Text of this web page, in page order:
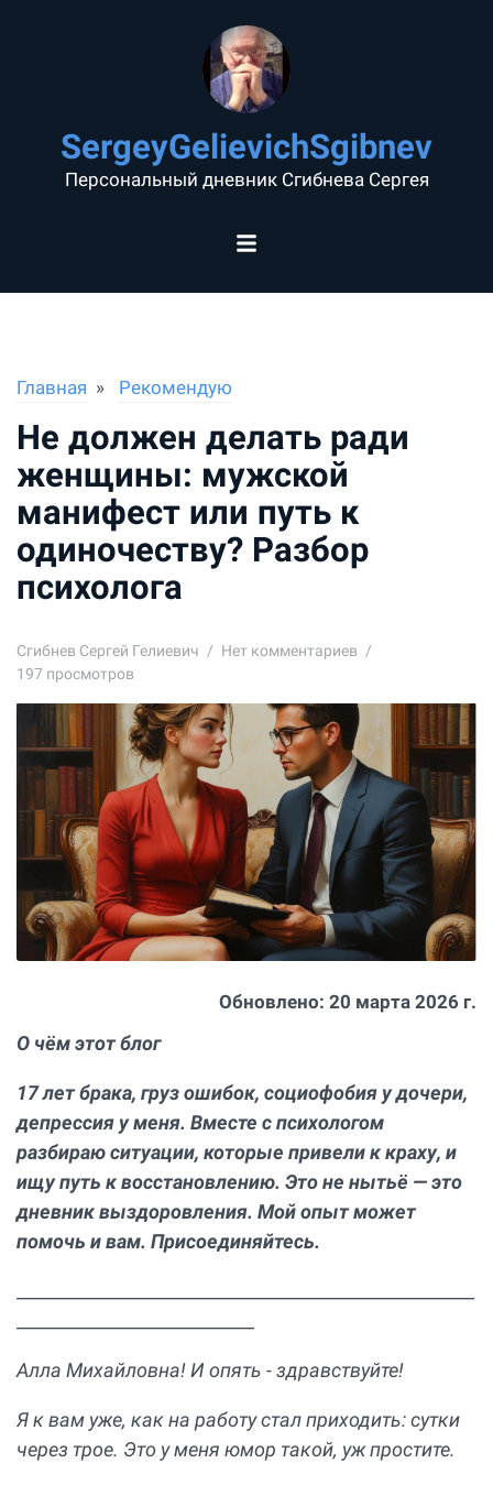
SergeyGelievichSgibnev
Персональный дневник Сгибнева Сергея
Главная Рекомендую
Не должен делать ради
женщины: мужской
манифест или путь к
одиночеству? Разбор
психолога
Сгибнев Сергей Гелиевич
Нет комментариев
197 просмотров
Обновлено: 20 марта 2026 г.
О чём этот блог
17 лет брака, груз ошибок, социофобия у дочери,
депрессия у меня. Вместе с психологом
разбираю ситуации, которые привели к краху, и
ищу путь к восстановлению. Это не нытьё — это
дневник выздоровления. Мой опыт может
помочь и вам. Присоединяйтесь.
Алла Михайловна! И опять - здравствуйте!
Я к вам уже, как на работу стал приходить: сутки
через трое. Это у меня юмор такой, уж простите.